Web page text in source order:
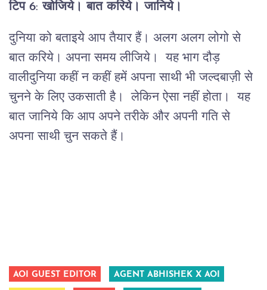
टिप 6:खोजिये। बात करिये। जानिये।
दुनिया को बताइये आप तैयार हैं। अलग अलग लोगो से
बात करिये। अपना समय लीजिये। यह भाग दौड़
वालीदुनिया कहीं न कहीं हमें अपना साथी भी जल्दबाज़ी से
चुनने के लिए उकसाती है। लेकिन ऐसा नहीं होता। यह
बात जानिये कि आप अपने तरीके और अपनी गति से
अपना साथी चुन सकते हैं।
AOI GUEST EDITOR AGENT ABHISHEK X AOI